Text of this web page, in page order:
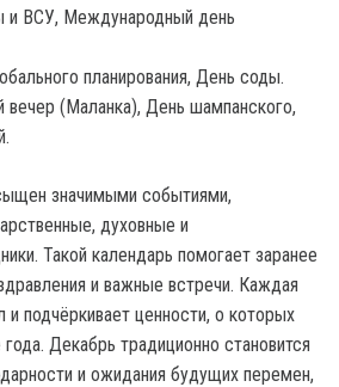
и ВСУ, Международный день
планирования, День соды.
(Маланка), День шампанского,
значимыми событиями,
духовные и
Такой календарь помогает заранее
и важные встречи. Каждая
подчёркивает ценности, о которых
Декабрь традиционно становится
и ожидания будущих перемен,